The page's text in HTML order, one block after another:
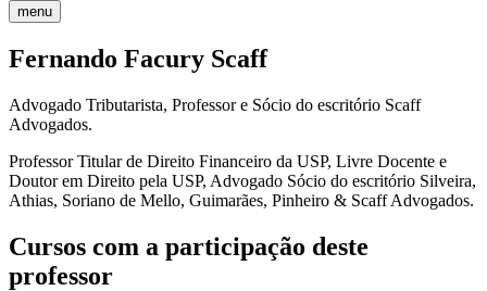
menu
Fernando Facury Scaff
Advogado Tributarista, Professor e Sócio do escritório Scaff
Advogados.
Professor Titular de Direito Financeiro da USP, Livre Docente e
Doutor em Direito pela USP, Advogado Sócio do escritório Silveira,
Athias, Soriano de Mello, Guimarães, Pinheiro & Scaff Advogados.
Cursos com a participação deste
professor